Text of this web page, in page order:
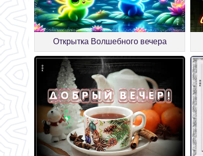
Открытка Волшебного вечера